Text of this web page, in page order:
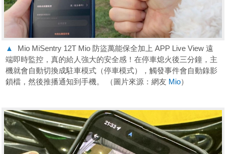
▲
Mio MiSentry 12T Mio 防盜萬能保全加上 APP Live View 遠
端即時監控，真的給人強大的安全感！在停車熄火後三分鐘，主
機就會自動切換成駐車模式（停車模式），觸發事件會自動錄影
鎖檔，然後推播通知到手機。 （圖片來源：網友 Mio）